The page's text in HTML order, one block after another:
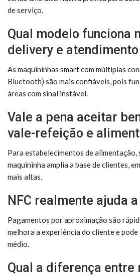
de serviço.
Qual modelo funciona
delivery e
As maquininhas smart com múltiplas
Bluetooth) são mais confiáveis, pois
áreas com sinal instável.
Vale a pena aceitar
vale-refeição e
Para estabelecimentos de alimentação,
maquininha amplia a base de clientes,
mais altas.
NFC realmente ajuda
Pagamentos por aproximação são
melhora a experiência do cliente e
médio.
Qual a diferença entre